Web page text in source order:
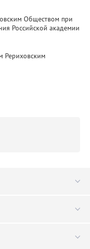
Обществом при
Российской академии
Рериховским